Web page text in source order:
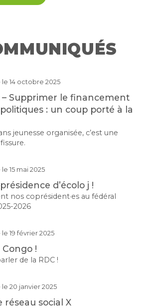
le 14 octobre 2025
Supprimer le financement
: un coup porté à la
jeunesse organisée, c’est une
15 mai 2025
d’écolo j !
nos coprésident·es au fédéral
2026
19 février 2025
!
de la RDC !
le 20 janvier 2025
réseau social X